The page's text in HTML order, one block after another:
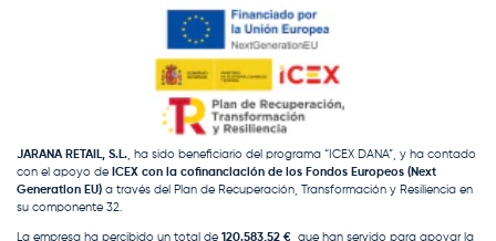
JARANA RETAIL, S.L. , ha sido beneficiario del programa “ICEX DANA”, y ha contado
con el apoyo de ICEX con la cofinanciación de los Fondos Europeos (Next
Generation EU) a través del Plan de Recuperación, Transformación y Resiliencia en
su componente 32.
La empresa ha percibido un total de 120.583,52 € , que han servido para apoyar la